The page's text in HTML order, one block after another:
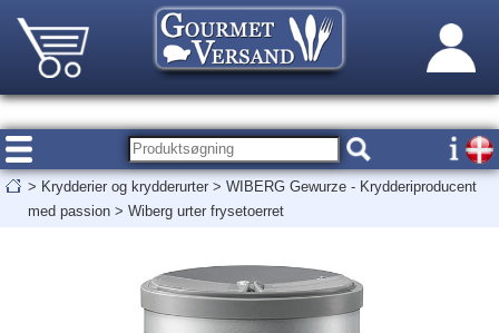
> Krydderier og krydderurter > WIBERG Gewurze - Krydderiproducent
med passion > Wiberg urter frysetoerret